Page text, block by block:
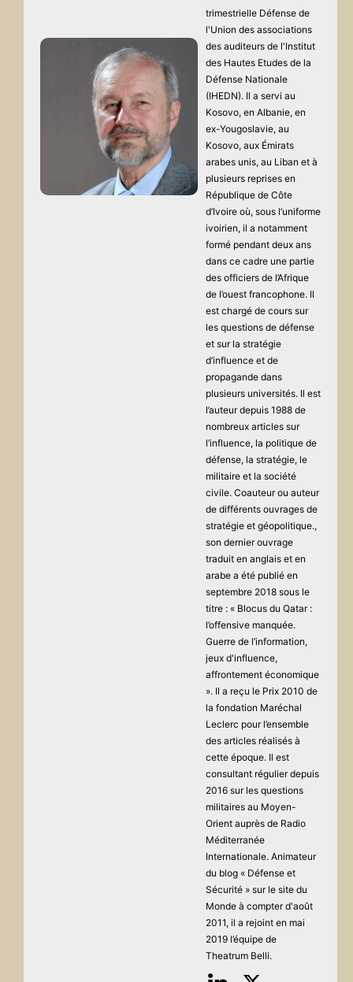
trimestrielle Défense de
l'Union des associations
des auditeurs de l'Institut
des Hautes Etudes de la
Défense Nationale
(IHEDN). Il a servi au
Kosovo, en Albanie, en
ex-Yougoslavie, au
Kosovo, aux Émirats
arabes unis, au Liban et à
plusieurs reprises en
République de Côte
d’Ivoire où, sous l’uniforme
ivoirien, il a notamment
formé pendant deux ans
dans ce cadre une partie
des officiers de l’Afrique
de l’ouest francophone. Il
est chargé de cours sur
les questions de défense
et sur la stratégie
d’influence et de
propagande dans
plusieurs universités. Il est
l’auteur depuis 1988 de
nombreux articles sur
l’influence, la politique de
défense, la stratégie, le
militaire et la société
civile. Coauteur ou auteur
de différents ouvrages de
stratégie et géopolitique.,
son dernier ouvrage
traduit en anglais et en
arabe a été publié en
septembre 2018 sous le
titre : « Blocus du Qatar :
l’offensive manquée.
Guerre de l’information,
jeux d'influence,
affrontement économique
». Il a reçu le Prix 2010 de
la fondation Maréchal
Leclerc pour l’ensemble
des articles réalisés à
cette époque. Il est
consultant régulier depuis
2016 sur les questions
militaires au Moyen-
Orient auprès de Radio
Méditerranée
Internationale. Animateur
du blog « Défense et
Sécurité » sur le site du
Monde à compter d'août
2011, il a rejoint en mai
2019 l’équipe de
Theatrum Belli.